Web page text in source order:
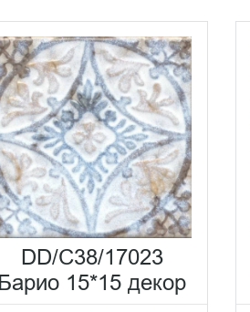
DD/C38/17023
Барио 15*15 декор